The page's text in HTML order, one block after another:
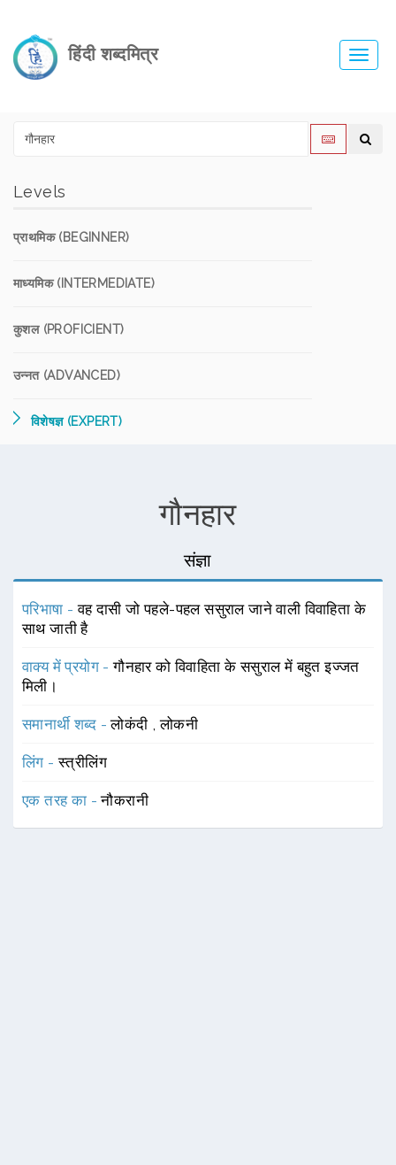
हिंदी शब्दमित्र
Levels
प्राथमिक (BEGINNER)
माध्यमिक (INTERMEDIATE)
कुशल (PROFICIENT)
उन्नत (ADVANCED)
विशेषज्ञ (EXPERT)
गौनहार
संज्ञा
परिभाषा -वह दासी जो पहले-पहल ससुराल जाने वाली विवाहिता के
साथ जाती है
वाक्य में प्रयोग -गौनहार को विवाहिता के ससुराल में बहुत इज्जत
मिली।
समानार्थी शब्द -लोकंदी ,लोकनी
लिंग -स्त्रीलिंग
एक तरह का -नौकरानी